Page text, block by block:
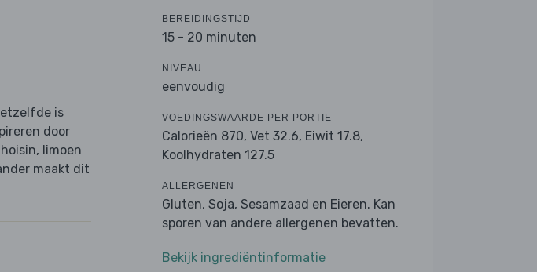
is
door
limoen
maakt dit
BEREIDINGSTIJD
15 - 20 minuten
NIVEAU
eenvoudig
VOEDINGSWAARDE PER PORTIE
Calorieën 870, Vet 32.6, Eiwit 17.8,
Koolhydraten 127.5
ALLERGENEN
Gluten, Soja, Sesamzaad en Eieren. Kan
sporen van andere allergenen bevatten.
Bekijk ingrediëntinformatie